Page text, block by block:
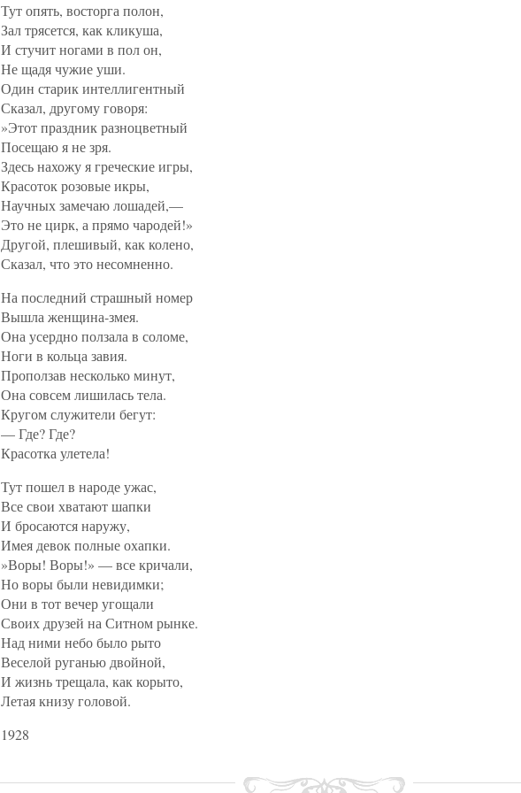
Тут опять, восторга полон,
Зал трясется, как кликуша,
И стучит ногами в пол он,
Не щадя чужие уши.
Один старик интеллигентный
Сказал, другому говоря:
»Этот праздник разноцветный
Посещаю я не зря.
Здесь нахожу я греческие игры,
Красоток розовые икры,
Научных замечаю лошадей,—
Это не цирк, а прямо чародей!»
Другой, плешивый, как колено,
Сказал, что это несомненно.
На последний страшный номер
Вышла женщина-змея.
Она усердно ползала в соломе,
Ноги в кольца завия.
Проползав несколько минут,
Она совсем лишилась тела.
Кругом служители бегут:
— Где? Где?
Красотка улетела!
Тут пошел в народе ужас,
Все свои хватают шапки
И бросаются наружу,
Имея девок полные охапки.
»Воры! Воры!» — все кричали,
Но воры были невидимки;
Они в тот вечер угощали
Своих друзей на Ситном рынке.
Над ними небо было рыто
Веселой руганью двойной,
И жизнь трещала, как корыто,
Летая книзу головой.
1928